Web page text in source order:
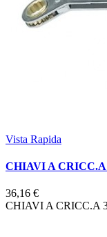
Vista Rapida
CHIAVI A CRICC.A
36,16 €
CHIAVI A CRICC.A